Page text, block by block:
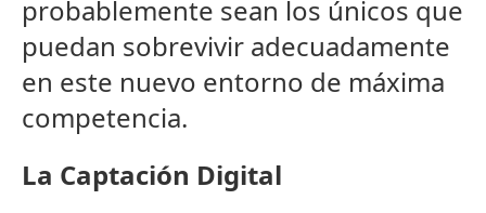
probablemente sean los únicos que
puedan sobrevivir adecuadamente
en este nuevo entorno de máxima
competencia.
La Captación Digital